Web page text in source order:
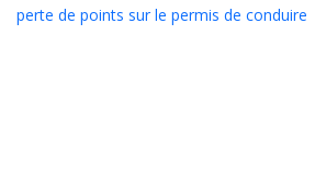
perte de points sur le permis de conduire